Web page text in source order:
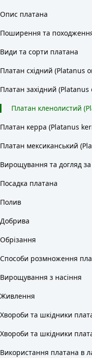
Опис платана
Поширення та
Види та сорти платана
Платан східний (Platanus
Платан західний
Платан кленолистий
Платан керра (Platanus
Платан мексиканський
Вирощування та догляд
Посадка платана
Полив
Добрива
Обрізання
Способи розмноження
Вирощування з насіння
Живлення
Хвороби та шкідники
Хвороби та шкідники
Використання платана в